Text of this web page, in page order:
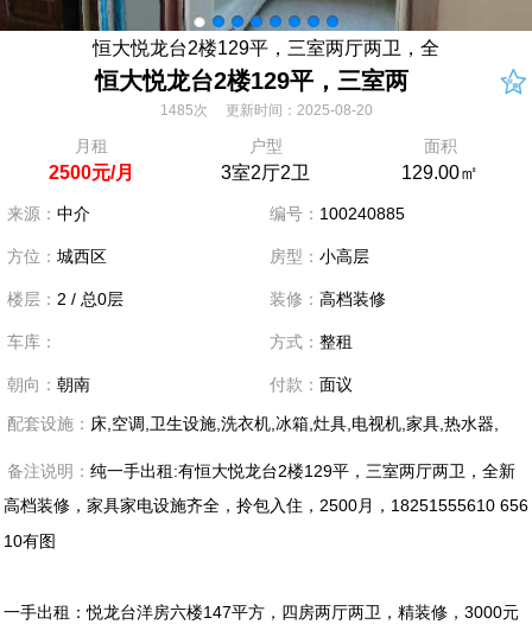
恒大悦龙台2楼129平，三室两厅两卫，全
恒大悦龙台2楼129平，三室两
1485次 更新时间：2025-08-20
月租
2500元/月
户型
3室2厅2卫
面积
129.00㎡
来源： 中介 编号： 100240885
方位： 城西区 房型： 小高层
楼层： 2 / 总0层 装修： 高档装修
车库： 方式： 整租
朝向： 朝南 付款： 面议
配套设施： 床,空调,卫生设施,洗衣机,冰箱,灶具,电视机,家具,热水器,
备注说明： 纯一手出租:有恒大悦龙台2楼129平，三室两厅两卫，全新
高档装修，家具家电设施齐全，拎包入住，2500月，18251555610 656
10有图
一手出租：悦龙台洋房六楼147平方，四房两厅两卫，精装修，3000元